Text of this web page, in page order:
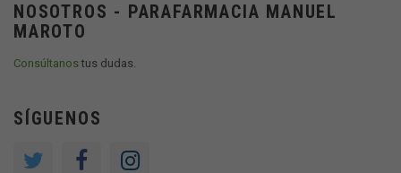
NOSOTROS - PARAFARMACIA MANUEL
MAROTO
Consúltanostus dudas.
SÍGUENOS